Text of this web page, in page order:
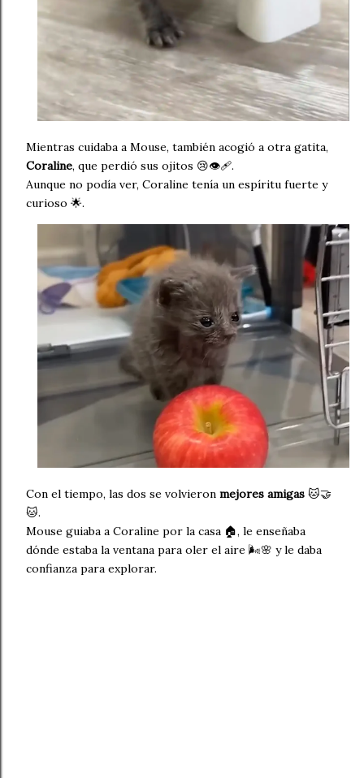
Mientras cuidaba a Mouse, también acogió a otra gatita,
Coraline, que perdió sus ojitos 😢👁️‍🩹.
Aunque no podía ver, Coraline tenía un espíritu fuerte y
curioso 🌟.
Con el tiempo, las dos se volvieron mejores amigas 🐱🤝
🐱.
Mouse guiaba a Coraline por la casa 🏠, le enseñaba
dónde estaba la ventana para oler el aire 🌬️🌸 y le daba
confianza para explorar.